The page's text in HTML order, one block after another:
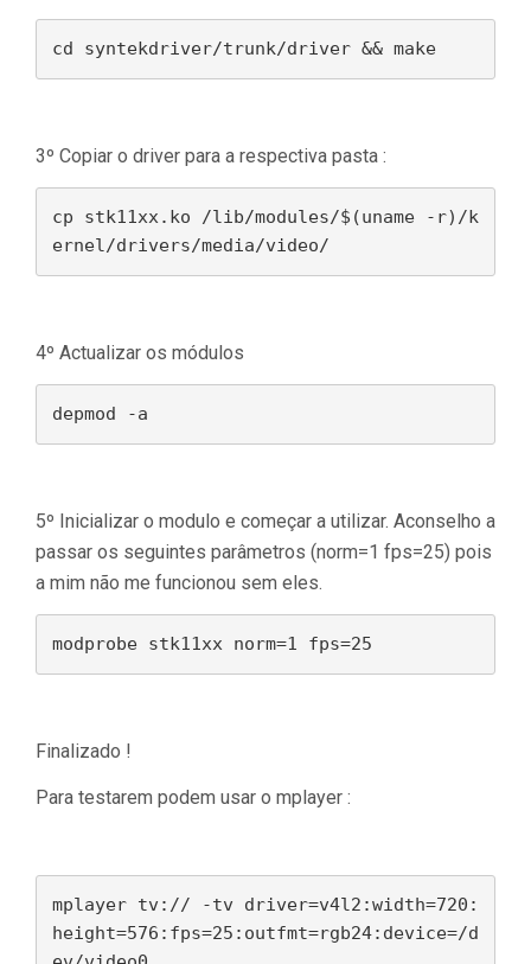
cd syntekdriver/trunk/driver && make
3º Copiar o driver para a respectiva pasta :
cp stk11xx.ko /lib/modules/$(uname -r)/k
ernel/drivers/media/video/
4º Actualizar os módulos
depmod -a
5º Inicializar o modulo e começar a utilizar. Aconselho a
passar os seguintes parâmetros (norm=1 fps=25) pois
a mim não me funcionou sem eles.
modprobe stk11xx norm=1 fps=25
Finalizado !
Para testarem podem usar o mplayer :
mplayer tv:// -tv driver=v4l2:width=720:
height=576:fps=25:outfmt=rgb24:device=/d